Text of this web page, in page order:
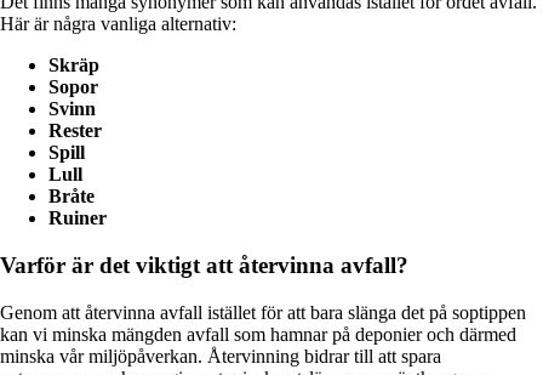
Här är några vanliga alternativ:
Skräp
Sopor
Svinn
Rester
Spill
Lull
Bråte
Ruiner
Varför är det viktigt att återvinna avfall?
Genom att återvinna avfall istället för att bara slänga det på soptippen
kan vi minska mängden avfall som hamnar på deponier och därmed
minska vår miljöpåverkan. Återvinning bidrar till att spara